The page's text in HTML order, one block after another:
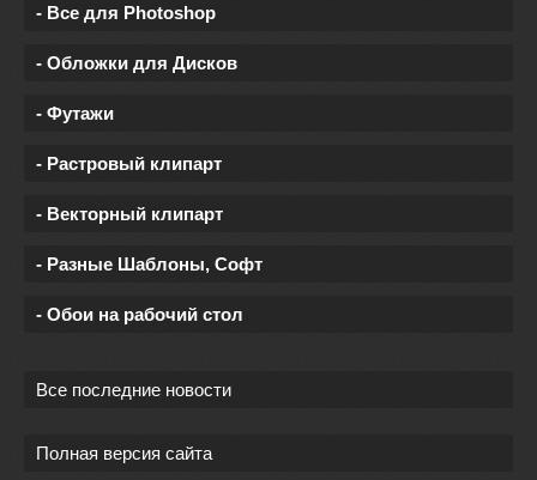
- Все для Photoshop
- Обложки для Дисков
- Футажи
- Растровый клипарт
- Векторный клипарт
- Разные Шаблоны, Софт
- Обои на рабочий стол
Все последние новости
Полная версия сайта